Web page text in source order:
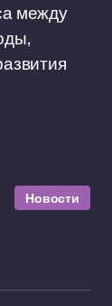
между
Новости